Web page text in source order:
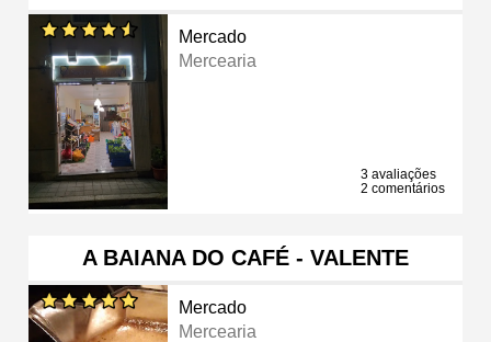
Mercado
Mercearia
3 avaliações
2 comentários
A BAIANA DO CAFÉ - VALENTE
Mercado
Mercearia